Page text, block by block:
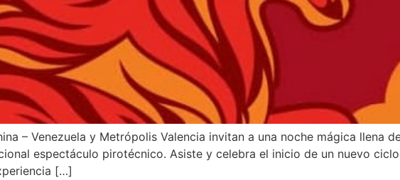
– Venezuela y Metrópolis Valencia invitan a una noche mágica llena
espectáculo pirotécnico. Asiste y celebra el inicio de un nuevo
[…]